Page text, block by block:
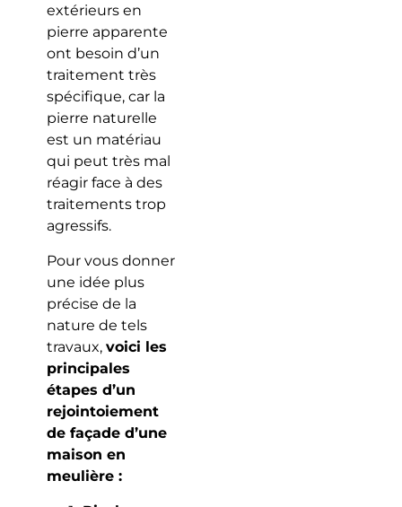
extérieurs en
pierre apparente
ont besoin d’un
traitement très
spécifique, car la
pierre naturelle
est un matériau
qui peut très mal
réagir face à des
traitements trop
agressifs.
Pour vous donner
une idée plus
précise de la
nature de tels
travaux, voici les
principales
étapes d’un
rejointoiement
de façade d’une
maison en
meulière :